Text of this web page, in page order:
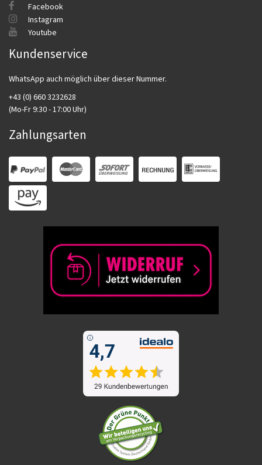
Facebook
Instagram
Youtube
Kundenservice
WhatsApp auch möglich über dieser Nummer.
+43 (0) 660 3232628
(Mo-Fr 9:30 - 17:00 Uhr)
Zahlungsarten